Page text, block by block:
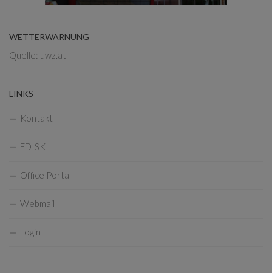
WETTERWARNUNG
Quelle: uwz.at
LINKS
Kontakt
FDISK
Office Portal
Webmail
Login